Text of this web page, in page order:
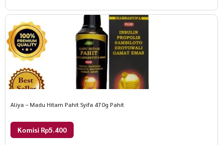
Aliya – Madu Hitam Pahit Syifa 470g Pahit
Komisi Rp5.400